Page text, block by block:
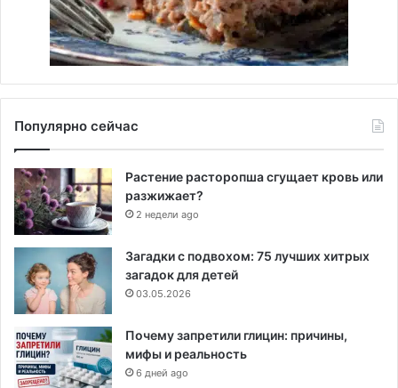
Популярно сейчас
Растение расторопша сгущает кровь или
разжижает?
2 недели ago
Загадки с подвохом: 75 лучших хитрых
загадок для детей
03.05.2026
Почему запретили глицин: причины,
мифы и реальность
6 дней ago